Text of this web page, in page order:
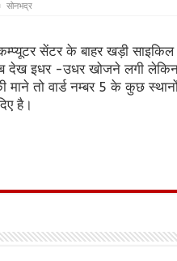
सोनभद्र
सेंटर के बाहर खड़ी साइकिल
देख इधर -उधर खोजने लगी लेकिन
माने तो वार्ड नम्बर 5 के कुछ
है।